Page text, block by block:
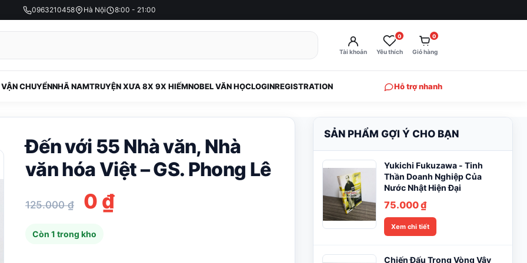
0963210458 Hà Nội 8:00 - 21:00
Tài khoản Yêu thích
0
Giỏ hàng
0
CHUYỂNNHÃ NAMTRUYỆN XƯA 8X 9X HIẾMNOBEL VĂN HỌCLOGINREGISTRATION Hỗ trợ nhanh
Đến với 55 Nhà văn, Nhà
văn hóa Việt – GS. Phong Lê
125.000₫
Giá
gốc
0 ₫Giá
Còn 1 trong kho
SẢN PHẨM GỢI Ý CHO BẠN
Yukichi Fukuzawa - Tinh
Thần Doanh Nghiệp Của
Nước Nhật Hiện Đại
75.000₫
Xem chi tiết
Chiến Đấu Trong Vòng Vây